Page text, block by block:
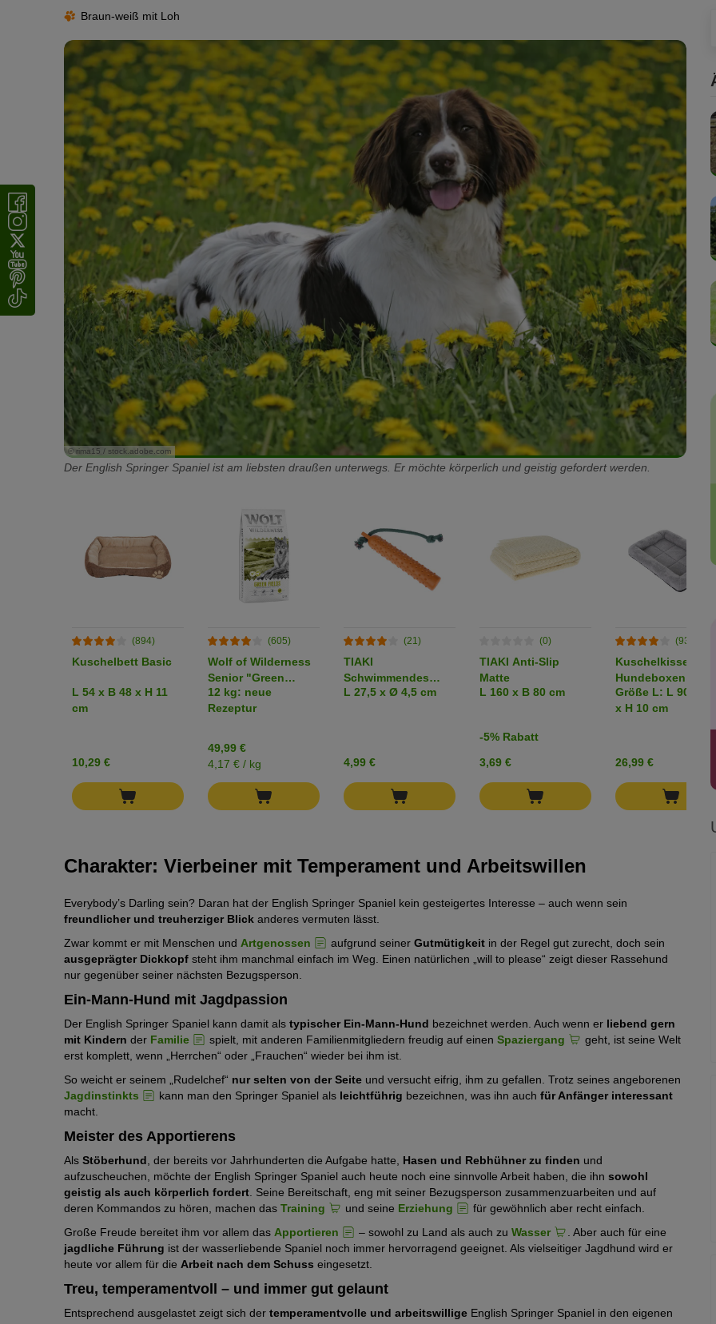
Braun-weiß mit Loh
© rima15 / stock.adobe.com
Der English Springer Spaniel ist am liebsten draußen unterwegs. Er möchte körperlich und geistig gefordert werden.
(894)
Kuschelbett Basic
L 54 x B 48 x H 11
cm
10,29 €
(605)
Wolf of Wilderness
Senior "Green
Fields" Lamm -
getreidefrei
12 kg: neue
Rezeptur
49,99 €
4,17 € / kg
(21)
TIAKI
Schwimmendes
Apportierspielzeug
L 27,5 x Ø 4,5 cm
4,99 €
(0)
TIAKI Anti-Slip
Matte
L 160 x B 80 cm
-5% Rabatt
3,69 €
(935)
Kuschelkissen für
Hundeboxen
Größe L: L 90 x B
x H 10 cm
26,99 €
Charakter: Vierbeiner mit Temperament und Arbeitswillen
Everybody’s Darling sein? Daran hat der English Springer Spaniel kein gesteigertes Interesse – auch wenn sein
freundlicher und treuherziger Blick anderes vermuten lässt.
Zwar kommt er mit Menschen und Artgenossen aufgrund seiner Gutmütigkeit in der Regel gut zurecht, doch sein
ausgeprägter Dickkopf steht ihm manchmal einfach im Weg. Einen natürlichen „will to please“ zeigt dieser Rassehund
nur gegenüber seiner nächsten Bezugsperson.
Ein-Mann-Hund mit Jagdpassion
Der English Springer Spaniel kann damit als typischer Ein-Mann-Hund bezeichnet werden. Auch wenn er liebend gern
mit Kindern der Familie spielt, mit anderen Familienmitgliedern freudig auf einen Spaziergang
geht, ist seine Welt
erst komplett, wenn „Herrchen“ oder „Frauchen“ wieder bei ihm ist.
So weicht er seinem „Rudelchef“ nur selten von der Seite und versucht eifrig, ihm zu gefallen. Trotz seines angeborenen
Jagdinstinkts
kann man den Springer Spaniel als leichtführig bezeichnen, was ihn auch für Anfänger interessant
macht.
Meister des Apportierens
Als Stöberhund , der bereits vor Jahrhunderten die Aufgabe hatte, Hasen und Rebhühner zu finden und
aufzuscheuchen, möchte der English Springer Spaniel auch heute noch eine sinnvolle Arbeit haben, die ihn sowohl
geistig als auch körperlich fordert . Seine Bereitschaft, eng mit seiner Bezugsperson zusammenzuarbeiten und auf
deren Kommandos zu hören, machen das Training und seine Erziehung
für gewöhnlich aber recht einfach.
Große Freude bereitet ihm vor allem das Apportieren – sowohl zu Land als auch zu Wasser
. Aber auch für eine
jagdliche Führung ist der wasserliebende Spaniel noch immer hervorragend geeignet. Als vielseitiger Jagdhund wird er
heute vor allem für die Arbeit nach dem Schuss eingesetzt.
Treu, temperamentvoll – und immer gut gelaunt
Entsprechend ausgelastet zeigt sich der temperamentvolle und arbeitswillige English Springer Spaniel in den eigenen